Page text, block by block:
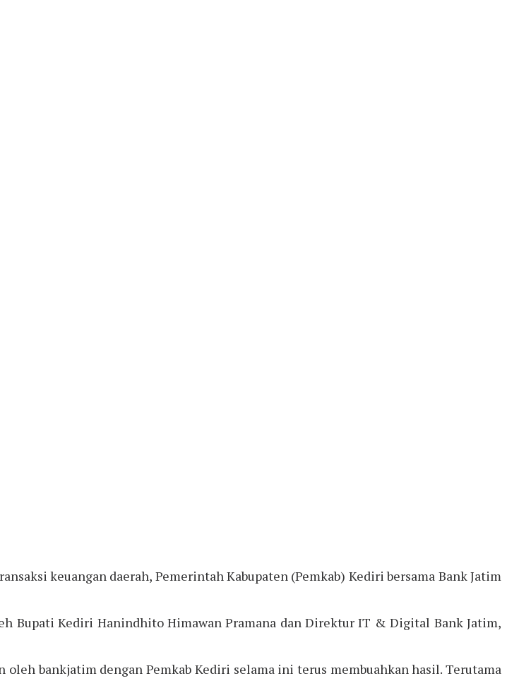
keuangan daerah, Pemerintah Kabupaten (Pemkab) Kediri bersama Bank Jatim
Bupati Kediri Hanindhito Himawan Pramana dan Direktur IT & Digital Bank Jatim,
bankjatim dengan Pemkab Kediri selama ini terus membuahkan hasil. Terutama